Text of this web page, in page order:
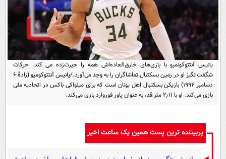
محیط زیست
سفر و تفریح
فناوری و It
علمی
اخبار کریپتو
قرآن
گوناگون
سرگرمی
باشگاه مغز
مجله تصویری سلاح
فیلم
اقتصاد
ورزش
سیاست
فناوری
عصر ایران 2
خواندنی ها و دیدنی ها
داستان کوتاه
روانشناسی
آموزش زبان
یانیس آنتتوکونمپو با بازی‌های خارق‌العاده‌اش همه را حیرت‌زده می کند. حرکات
شگفت‌انگیز او در زمین بسکتبال تماشاگران را به وجد می‌آورد./یانیس آنتتوکومپو (زادهٔ ۶
دسامبر ۱۹۹۴) بازیکن بسکتبال اهل یونان است که برای میلواکی باکس در اتحادیه ملی
بازی می‌کند. او با ۲٫۱۱ متر قد، به عنوان پاور فوروارد بازی می‌کند.
پربیننده ترین پست همین یک ساعت اخیر